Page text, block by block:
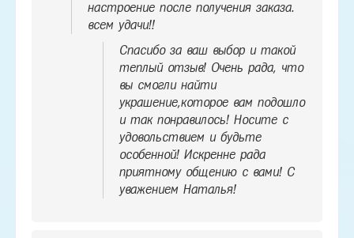
настроение после получения заказа.
всем удачи!!
Спасибо за ваш выбор и такой
теплый отзыв! Очень рада, что
вы смогли найти
украшение,которое вам подошло
и так понравилось! Носите с
удовольствием и будьте
особенной! Искренне рада
приятному общению с вами! С
уважением Наталья!